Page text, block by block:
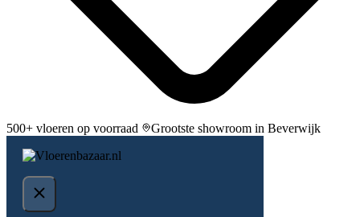
500+ vloeren op voorraad Grootste showroom in Beverwijk